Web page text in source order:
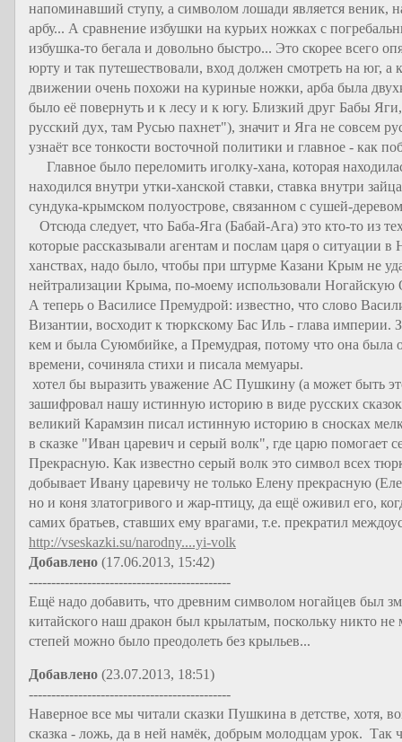
напоминавший ступу, а символом лошади является веник,
арбу... А сравнение избушки на курьих ножках с
избушка-то бегала и довольно быстро... Это скорее всего
юрту и так путешествовали, вход должен смотреть на юг,
движении очень похожи на куриные ножки, арба была
было её повернуть и к лесу и к югу. Близкий друг Бабы
русский дух, там Русью пахнет"), значит и Яга не совсем
узнаёт все тонкости восточной политики и главное - как
Главное было переломить иголку-хана, которая
находился внутри утки-ханской ставки, ставка внутри
сундука-крымском полуострове, связанном с сушей-
Отсюда следует, что Баба-Яга (Бабай-Ага) это кто-то из
которые рассказывали агентам и послам царя о ситуации
ханствах, надо было, чтобы при штурме Казани Крым не
нейтрализации Крыма, по-моему использовали Ногайскую
А теперь о Василисе Премудрой: известно, что слово
Византии, восходит к тюркскому Бас Иль - глава империи.
кем и была Суюмбийке, а Премудрая, потому что она была
времени, сочиняла стихи и писала мемуары.
хотел бы выразить уважение АС Пушкину (а может быть
зашифровал нашу истинную историю в виде русских
великий Карамзин писал истинную историю в сносках
в сказке "Иван царевич и серый волк", где царю помогает
Прекрасную. Как известно серый волк это символ всех
добывает Ивану царевичу не только Елену прекрасную
но и коня златогривого и жар-птицу, да ещё оживил его,
самих братьев, ставших ему врагами, т.е. прекратил
http://vseskazki.su/narodny....yi-volk
Добавлено (17.06.2013, 15:42)
---------------------------------------------
Ещё надо добавить, что древним символом ногайцев был
китайского наш дракон был крылатым, поскольку никто не
степей можно было преодолеть без крыльев...
Добавлено (23.07.2013, 18:51)
---------------------------------------------
Наверное все мы читали сказки Пушкина в детстве, хотя,
сказка - ложь, да в ней намёк, добрым молодцам урок. Так